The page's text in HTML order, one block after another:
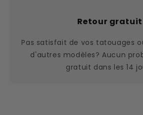
Retour
Pas satisfait de vos tatouages
d'autres modèles? Aucun
gratuit dans les 14